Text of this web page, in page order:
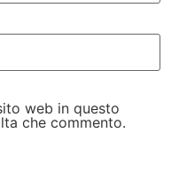
web in questo
che commento.